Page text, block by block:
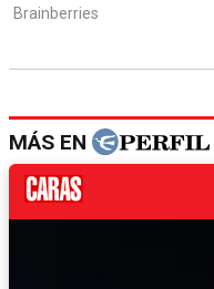
MÁS EN